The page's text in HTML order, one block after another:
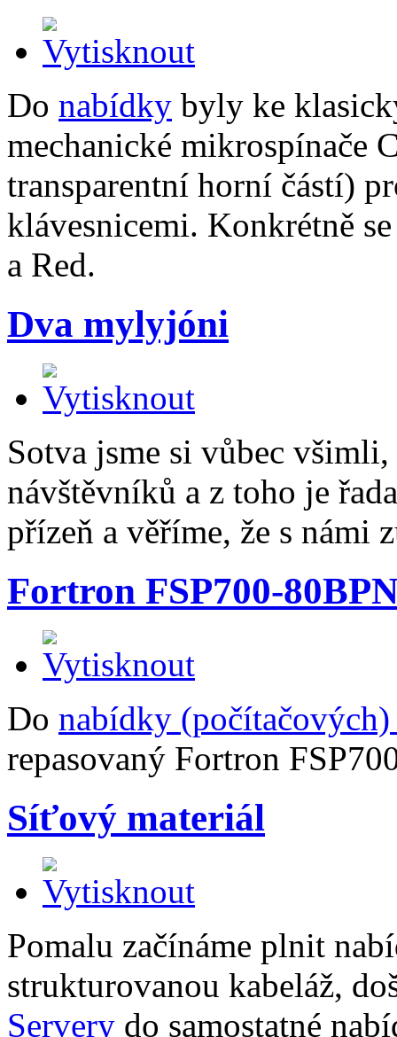
Do nabídky byly ke
mechanické mikrospínače
transparentní horní částí)
klávesnicemi. Konkrétně
a Red.
Dva mylyjóni
Sotva jsme si vůbec
návštěvníků a z toho je
přízeň a věříme, že s námi
Fortron FSP700-
Do nabídky
repasovaný Fortron
Síťový materiál
Pomalu začínáme plnit
strukturovanou kabeláž,
Servery do samostatné